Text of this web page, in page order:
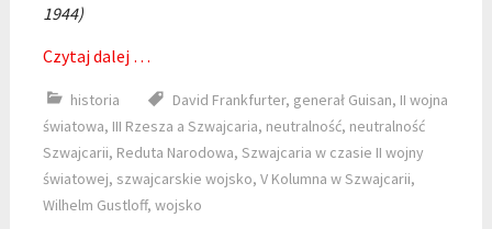
1944)
Czytaj dalej …
historia David Frankfurter, generał Guisan, II wojna
światowa, III Rzesza a Szwajcaria, neutralność, neutralność
Szwajcarii, Reduta Narodowa, Szwajcaria w czasie II wojny
światowej, szwajcarskie wojsko, V Kolumna w Szwajcarii,
Wilhelm Gustloff, wojsko